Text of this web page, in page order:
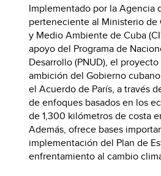
Implementado por la Agencia
perteneciente al Ministerio de
y Medio Ambiente de Cuba
apoyo del Programa de
Desarrollo (PNUD), el
ambición del Gobierno
el Acuerdo de París, a través
de enfoques basados en los
de 1,300 kilómetros de costa
Además, ofrece bases
implementación del Plan de
enfrentamiento al cambio